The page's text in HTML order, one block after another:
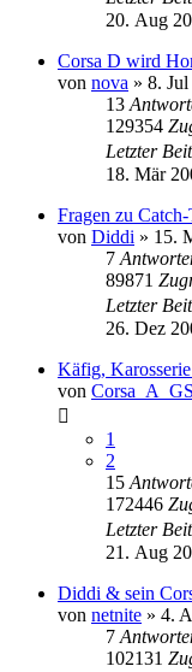
20. Aug
Corsa D wird
von nova » 8.
13
129354
Letzter
18. Mär
Fragen zu
von Diddi » 15.
7
89871
Letzter
26. Dez
Käfig,
von
1
2
15
172446
Letzter
21. Aug
Diddi & sein
von netnite » 4.
7
102131